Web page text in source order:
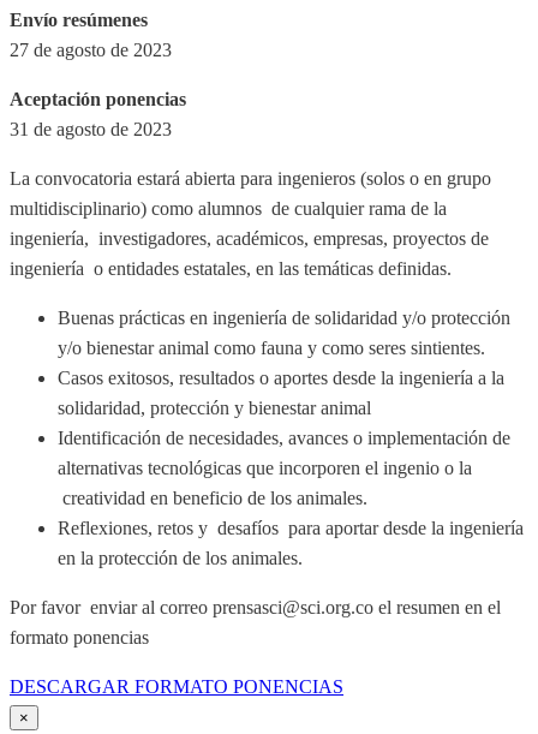
Envío resúmenes
27 de agosto de 2023
Aceptación ponencias
31 de agosto de 2023
La convocatoria estará abierta para ingenieros (solos o en grupo
multidisciplinario) como alumnos de cualquier rama de la
ingeniería, investigadores, académicos, empresas, proyectos de
ingeniería o entidades estatales, en las temáticas definidas.
Buenas prácticas en ingeniería de solidaridad y/o protección
y/o bienestar animal como fauna y como seres sintientes.
Casos exitosos, resultados o aportes desde la ingeniería a la
solidaridad, protección y bienestar animal
Identificación de necesidades, avances o implementación de
alternativas tecnológicas que incorporen el ingenio o la
creatividad en beneficio de los animales.
Reflexiones, retos y desafíos para aportar desde la ingeniería
en la protección de los animales.
Por favor enviar al correo prensasci@sci.org.co el resumen en el
formato ponencias
DESCARGAR FORMATO PONENCIAS
×